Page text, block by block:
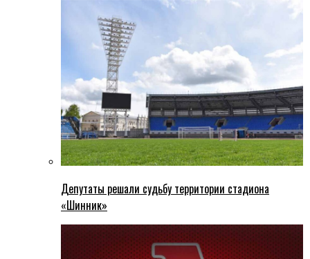
Депутаты решали судьбу территории стадиона
«Шинник»